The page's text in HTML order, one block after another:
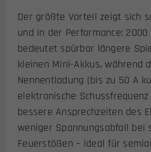
Der größte Vorteil zeigt sich
und in der Performance:
bedeutet spürbar längere
kleinen Mini-Akkus, während
Nennentladung (bis zu 50 A
elektronische
bessere Ansprechzeiten des
weniger Spannungsabfall bei
Feuerstößen – ideal für